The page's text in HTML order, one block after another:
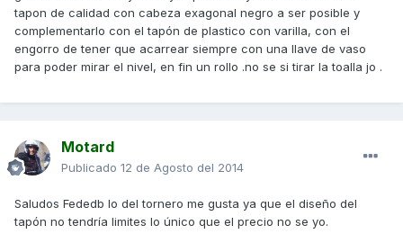
tapon de calidad con cabeza exagonal negro a ser posible y
complementarlo con el tapón de plastico con varilla, con el
engorro de tener que acarrear siempre con una llave de vaso
para poder mirar el nivel, en fin un rollo .no se si tirar la toalla jo .
Motard
Publicado 12 de Agosto del 2014
Saludos Fededb lo del tornero me gusta ya que el diseño del
tapón no tendría limites lo único que el precio no se yo.